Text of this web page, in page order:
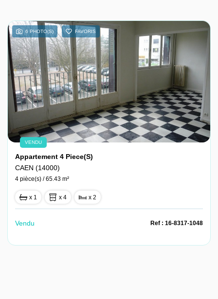
6 PHOTO(S) FAVORIS
VENDU
Appartement 4 Piece(s)
CAEN (14000)
4 pièce(s) / 65.43 m²
x 1 x 4 x 2
Vendu Ref : 16-8317-1048